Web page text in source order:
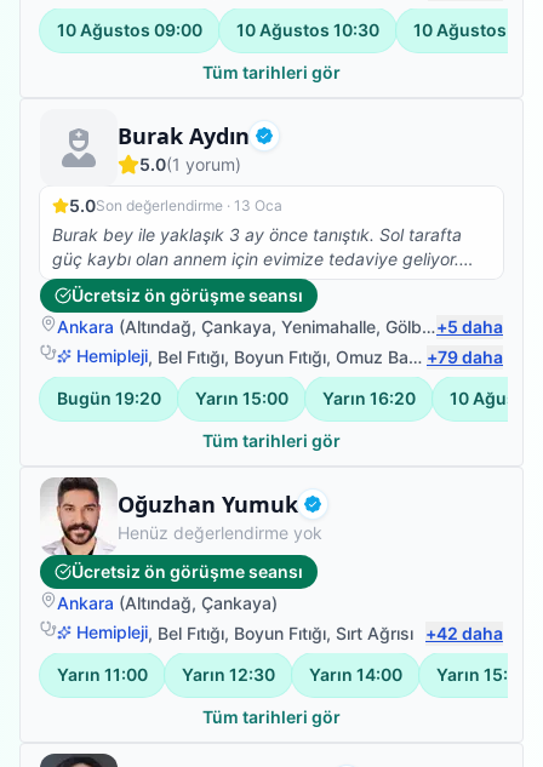
10 Ağustos 09:00 10 Ağustos 10:30 10 Ağustos
Tüm tarihleri gör
Burak Aydın Doğrulanmış
Fizyoterapist
5.0(1 yorum)
5.0Son değerlendirme · 13 Oca
Burak bey ile yaklaşık 3 ay önce tanıştık. Sol tarafta
güç kaybı olan annem için evimize tedaviye geliyor.
Gerek saygısı gerekse tedavideki başarısı ile çok
memnun kaldığımız bir hocamız. Çevreme tavsiye
ettiğim gibi burda da görüşlerimi bildirmek isterim.
Ücretsiz ön görüşme seansı
Ankara (Altındağ, Çankaya, Yenimahalle, Gölbaşı )
+5 daha
Hemipleji, Bel Fıtığı, Boyun Fıtığı, Omuz Bağ Yaralanması +79daha
Bugün 19:20 Yarın 15:00 Yarın 16:20 10 Ağustos
Tüm tarihleri gör
Oğuzhan Yumuk Doğrulanmış
Uzman Fizyoterapist
Henüz değerlendirme yok
Ücretsiz ön görüşme seansı
Ankara (Altındağ, Çankaya)
Hemipleji, Bel Fıtığı, Boyun Fıtığı, Sırt Ağrısı +42 daha
Yarın 11:00 Yarın 12:30 Yarın 14:00 Yarın 15:30
Tüm tarihleri gör